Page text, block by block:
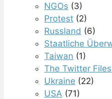
NGOs (3)
Protest (2)
Russland (6)
Staatliche
Taiwan (1)
The Twitter Files
Ukraine (22)
USA (71)